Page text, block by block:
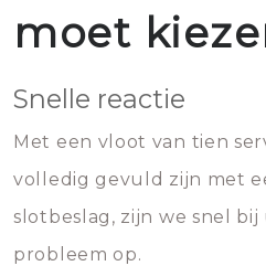
moet
Snelle reactie
Met een vloot van tien
volledig gevuld zijn met
slotbeslag, zijn we snel
probleem op.